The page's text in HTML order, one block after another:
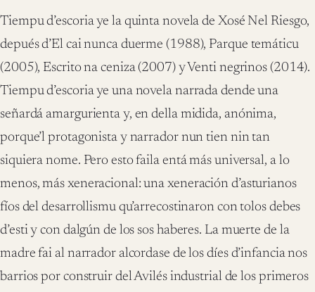
Tiempu d’escoria ye la quinta novela de Xosé Nel Riesgo,
depués d’El cai nunca duerme (1988), Parque temáticu
(2005), Escrito na ceniza (2007) y Venti negrinos (2014).
Tiempu d’escoria ye una novela narrada dende una
señardá amargurienta y, en della midida, anónima,
porque’l protagonista y narrador nun tien nin tan
siquiera nome. Pero esto faila entá más universal, a lo
menos, más xeneracional: una xeneración d’asturianos
fíos del desarrollismu qu’arrecostinaron con tolos debes
d’esti y con dalgún de los sos haberes. La muerte de la
madre fai al narrador alcordase de los díes d’infancia nos
barrios por construir del Avilés industrial de los primeros